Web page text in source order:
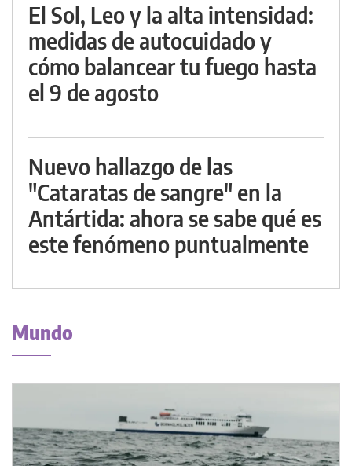
El Sol, Leo y la alta intensidad:
medidas de autocuidado y
cómo balancear tu fuego hasta
el 9 de agosto
Nuevo hallazgo de las
"Cataratas de sangre" en la
Antártida: ahora se sabe qué es
este fenómeno puntualmente
Mundo